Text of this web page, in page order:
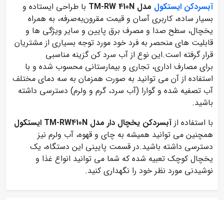
آبسردکن ایستکول مدل TM-RW 410N
با طراحی ایستاده و
بسیار ساده، کاربری آسان و قیمت مقرون‌به‌صرفه، به همراه
یخچال، سطح صدا و مصرف برق پایین و سایر ویژگی ها و
قابلیت های منحصر به فرد خود مورد توجه بسیاری از مشتریان
قرار گرفته است.این نوع از آب سرد کن گزینه مناسبی
برای مصارف اداری، تجاری و بیمارستانی محسوب شده و با
استفاده از آن می توانید به صورت همزمان به سه دمای مختلف
آب تصفیه شده و گوارا (آب سرد، گرم و ولرم) دسترسی داشته
باشید.
با استفاده ازآبسرد‌کن یخچال‌ دار مدل TM-RW410N ایستکول
همچنین می توانید همیشه به چای و قهوه، آب ولرم نیز
دسترسی داشته باشید.در قسمت پایینی این دستگاه، یک
یخچال کوچک تعبیه شده که شما می توانید انواع غذا و
نوشیدنی مورد نظر خود را نگهداری کنید.